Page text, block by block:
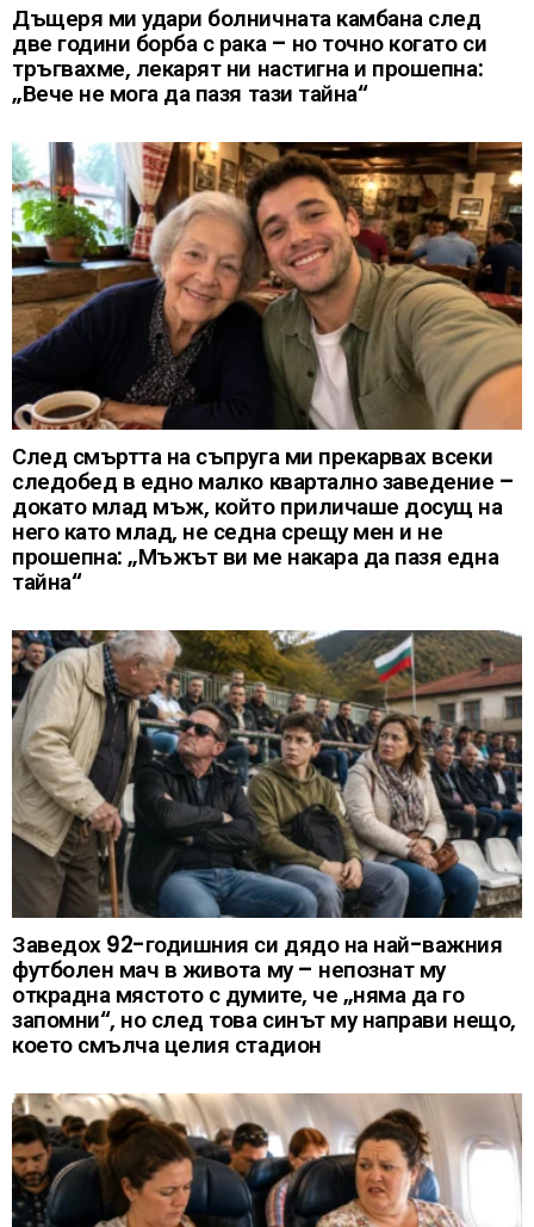
Дъщеря ми удари болничната камбана след
две години борба с рака – но точно когато си
тръгвахме, лекарят ни настигна и прошепна:
„Вече не мога да пазя тази тайна“
След смъртта на съпруга ми прекарвах всеки
следобед в едно малко квартално заведение –
докато млад мъж, който приличаше досущ на
него като млад, не седна срещу мен и не
прошепна: „Мъжът ви ме накара да пазя една
тайна“
Заведох 92-годишния си дядо на най-важния
футболен мач в живота му – непознат му
открадна мястото с думите, че „няма да го
запомни“, но след това синът му направи нещо,
което смълча целия стадион